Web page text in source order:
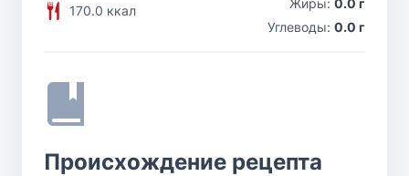
170.0 ккал
Углеводы: 0.0 г
Происхождение рецепта